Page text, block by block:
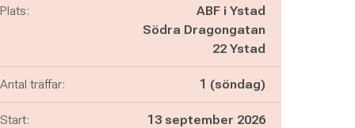
Plats:
ABF i Ystad
Södra Dragongatan
22 Ystad
Antal träffar: 1 (söndag)
Start: 13 september 2026